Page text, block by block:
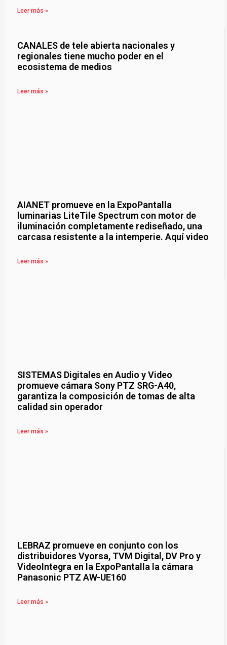
Leer más »
CANALES de tele abierta nacionales y
regionales tiene mucho poder en el
ecosistema de medios
Leer más »
AIANET promueve en la ExpoPantalla
luminarias LiteTile Spectrum con motor de
iluminación completamente rediseñado, una
carcasa resistente a la intemperie. Aquí video
Leer más »
SISTEMAS Digitales en Audio y Video
promueve cámara Sony PTZ SRG-A40,
garantiza la composición de tomas de alta
calidad sin operador
Leer más »
LEBRAZ promueve en conjunto con los
distribuidores Vyorsa, TVM Digital, DV Pro y
VideoIntegra en la ExpoPantalla la cámara
Panasonic PTZ AW-UE160
Leer más »